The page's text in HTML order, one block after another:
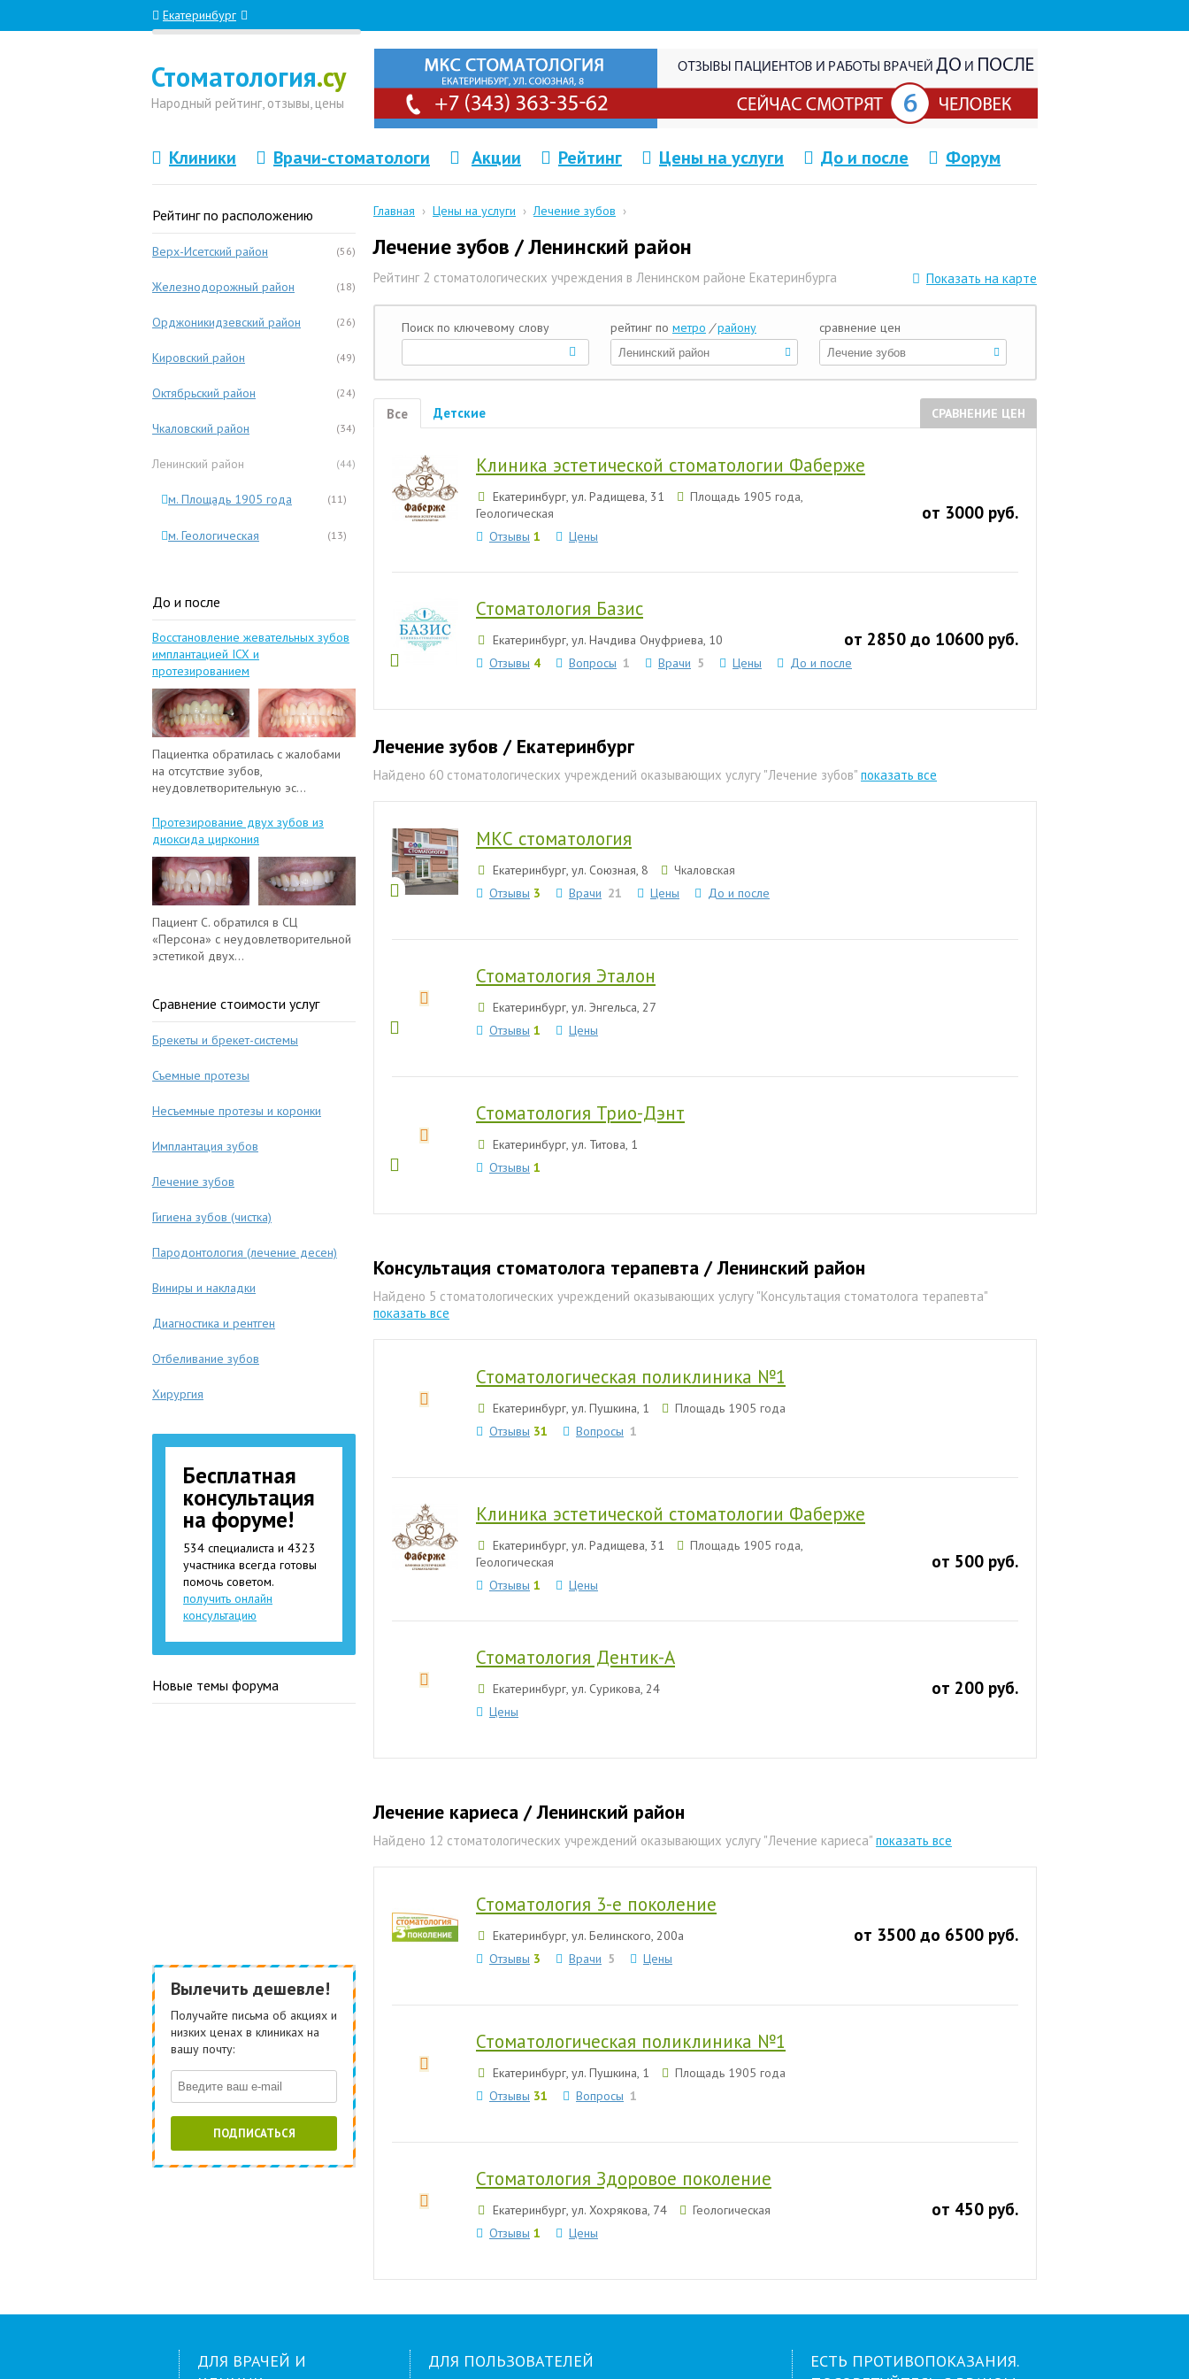
Екатеринбург
Стоматология.су
Народный рейтинг, отзывы, цены
Клиники Врачи-стоматологи Акции Рейтинг Цены на услуги До и после Форум
Главная › Цены на услуги › Лечение зубов ›
Лечение зубов / Ленинский район
Рейтинг 2 стоматологических учреждения в Ленинском районе Екатеринбурга Показать на карте
СРАВНЕНИЕ ЦЕН
Все Детские
Клиника эстетической стоматологии Фаберже
Екатеринбург, ул. Радищева, 31
Площадь 1905 года,
Геологическая
Отзывы 1 Цены
от 3000 руб.
Стоматология Базис
Екатеринбург, ул. Начдива Онуфриева, 10
Отзывы 4 Вопросы 1 Врачи 5 Цены До и после
от 2850 до 10600 руб.
Лечение зубов / Екатеринбург
Найдено 60 стоматологических учреждений оказывающих услугу "Лечение зубов" показать все
МКС стоматология
Екатеринбург, ул. Союзная, 8
Чкаловская
Отзывы 3 Врачи 21 Цены До и после
Стоматология Эталон
Екатеринбург, ул. Энгельса, 27
Отзывы 1 Цены
Стоматология Трио-Дэнт
Екатеринбург, ул. Титова, 1
Отзывы 1
Консультация стоматолога терапевта / Ленинский район
Найдено 5 стоматологических учреждений оказывающих услугу "Консультация стоматолога терапевта"
показать все
Стоматологическая поликлиника №1
Екатеринбург, ул. Пушкина, 1
Площадь 1905 года
Отзывы 31 Вопросы 1
Клиника эстетической стоматологии Фаберже
Екатеринбург, ул. Радищева, 31
Площадь 1905 года,
Геологическая
Отзывы 1 Цены
от 500 руб.
Стоматология Дентик-А
Екатеринбург, ул. Сурикова, 24
Цены
от 200 руб.
Лечение кариеса / Ленинский район
Найдено 12 стоматологических учреждений оказывающих услугу "Лечение кариеса" показать все
Стоматология 3-е поколение
Екатеринбург, ул. Белинского, 200а
Отзывы 3 Врачи 5 Цены
от 3500 до 6500 руб.
Стоматологическая поликлиника №1
Екатеринбург, ул. Пушкина, 1
Площадь 1905 года
Отзывы 31 Вопросы 1
Стоматология Здоровое поколение
Екатеринбург, ул. Хохрякова, 74
Геологическая
Отзывы 1 Цены
от 450 руб.
Поиск по ключевому слову рейтинг по метро / району сравнение цен
Рейтинг по расположению
(56)
Верх-Исетский район
(18)
Железнодорожный район
(26)
Орджоникидзевский район
(49)
Кировский район
(24)
Октябрьский район
(34)
Чкаловский район
(44)
Ленинский район
(11)
м. Площадь 1905 года
(13)
м. Геологическая
До и после
Восстановление жевательных зубов
имплантацией ICX и
протезированием
Пациентка обратилась с жалобами
на отсутствие зубов,
неудовлетворительную эс...
Протезирование двух зубов из
диоксида циркония
Пациент С. обратился в СЦ
«Персона» с неудовлетворительной
эстетикой двух...
Сравнение стоимости услуг
Брекеты и брекет-системы
Съемные протезы
Несъемные протезы и коронки
Имплантация зубов
Лечение зубов
Гигиена зубов (чистка)
Пародонтология (лечение десен)
Виниры и накладки
Диагностика и рентген
Отбеливание зубов
Хирургия
Бесплатная
консультация
на форуме!
534 специалиста и 4323
участника всегда готовы
помочь советом.
получить онлайн
консультацию
Новые темы форума
Вылечить дешевле!
Получайте письма об акциях и
низких ценах в клиниках на
вашу почту:
ПОДПИСАТЬСЯ
ДЛЯ ВРАЧЕЙ И
ДЛЯ ПОЛЬЗОВАТЕЛЕЙ
ЕСТЬ ПРОТИВОПОКАЗАНИЯ.